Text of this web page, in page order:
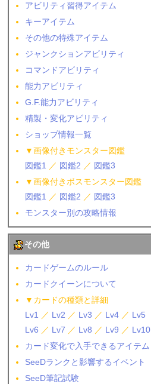
アビリティ習得アイテム
キーアイテム
その他の特殊アイテム
ジャンクションアビリティ
コマンドアビリティ
能力アビリティ
G.F.能力アビリティ
精製・変化アビリティ
ショップ情報一覧
▼画像付きモンスター図鑑
図鑑1 ／ 図鑑2 ／ 図鑑3
▼画像付きボスモンスター図鑑
図鑑1 ／ 図鑑2 ／ 図鑑3
モンスター別の攻略情報
その他
カードゲームのルール
カードクイーンについて
▼カードの種類と詳細
Lv1 ／ Lv2 ／ Lv3 ／ Lv4 ／ Lv5
Lv6 ／ Lv7 ／ Lv8 ／ Lv9 ／ Lv10
カード変化で入手できるアイテム
SeeDランクと影響するイベント
SeeD筆記試験